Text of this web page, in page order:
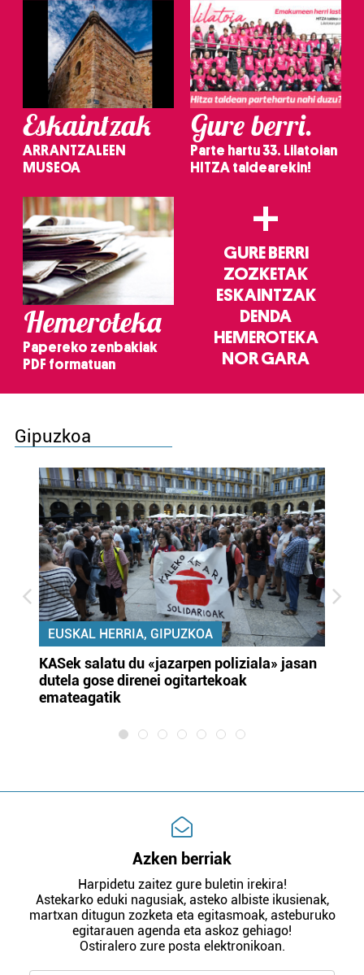
Eskaintzak
ARRANTZALEEN
MUSEOA
Gure berri.
Parte hartu 33. Lilatoian
HITZA taldearekin!
Hemeroteka
Papereko zenbakiak
PDF formatuan
+
GURE BERRI
ZOZKETAK
ESKAINTZAK
DENDA
HEMEROTEKA
NOR GARA
Gipuzkoa
EUSKAL HERRIA, GIPUZKOA
KASek salatu du «jazarpen poliziala» jasan
dutela gose direnei ogitartekoak
emateagatik
Azken berriak
Harpidetu zaitez gure buletin irekira!
Astekarko eduki nagusiak, asteko albiste ikusienak,
martxan ditugun zozketa eta egitasmoak, asteburuko
egitarauen agenda eta askoz gehiago!
Ostiralero zure posta elektronikoan.